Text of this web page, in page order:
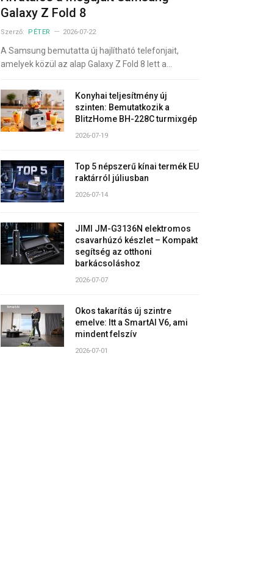
Galaxy Z Fold 8
Szerző: PÉTER 2026-07-22
A Samsung bemutatta új hajlítható telefonjait,
amelyek közül az alap Galaxy Z Fold 8 lett a…
Konyhai teljesítmény új
szinten: Bemutatkozik a
BlitzHome BH-228C turmixgép
2026-07-19
Top 5 népszerű kínai termék EU
raktárról júliusban
2026-07-14
JIMI JM-G3136N elektromos
csavarhúzó készlet – Kompakt
segítség az otthoni
barkácsoláshoz
2026-07-07
Okos takarítás új szintre
emelve: Itt a SmartAI V6, ami
mindent felszív
2026-07-01